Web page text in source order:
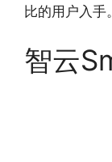
比的用户入手。
智云